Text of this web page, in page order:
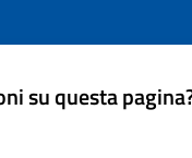
su questa